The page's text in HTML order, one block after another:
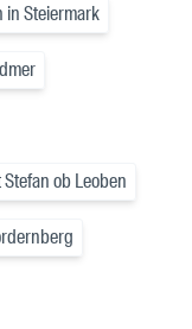
in Steiermark
ob Leoben